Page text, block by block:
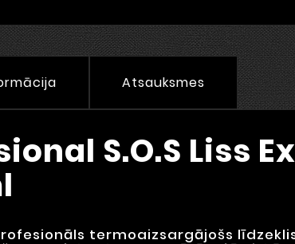
Atsauksmes
S.O.S Liss
termoaizsargājošs